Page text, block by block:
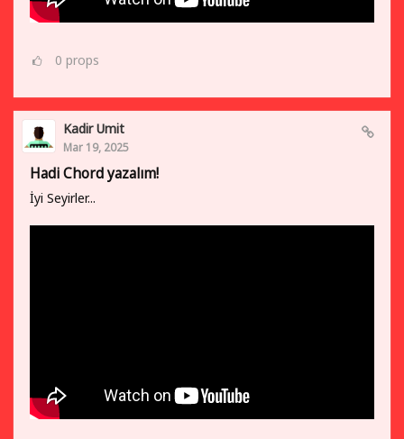
0 props
Kadir Umit
Mar 19, 2025
Hadi Chord yazalım!
İyi Seyirler...